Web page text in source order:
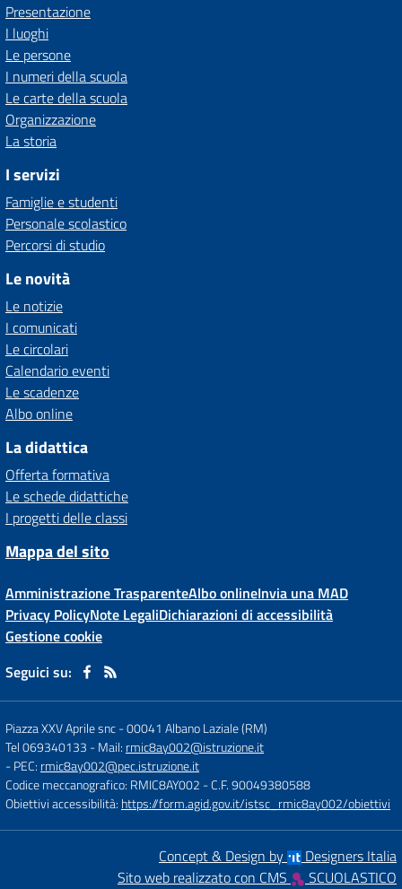
Presentazione
I luoghi
Le persone
I numeri della scuola
Le carte della scuola
Organizzazione
La storia
I servizi
Famiglie e studenti
Personale scolastico
Percorsi di studio
Le novità
Le notizie
I comunicati
Le circolari
Calendario eventi
Le scadenze
Albo online
La didattica
Offerta formativa
Le schede didattiche
I progetti delle classi
Mappa del sito
Amministrazione TrasparenteAlbo onlineInvia una MAD
Privacy PolicyNote LegaliDichiarazioni di accessibilità
Gestione cookie
Seguici su:
Piazza XXV Aprile snc-00041 Albano Laziale (RM)
Tel 069340133 - Mail: rmic8ay002@istruzione.it
- PEC: rmic8ay002@pec.istruzione.it
Codice meccanografico: RMIC8AY002 - C.F. 90049380588
Obiettivi accessibilità: https://form.agid.gov.it/istsc_rmic8ay002/obiettivi
Concept & Design by
Designers Italia
Sito web realizzato con CMS
SCUOLASTICO